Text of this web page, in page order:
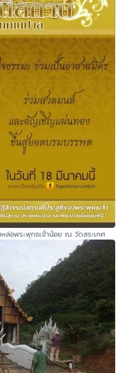
ล่อพระพุทธเจ้าน้อย ณ วัดสระเกศ